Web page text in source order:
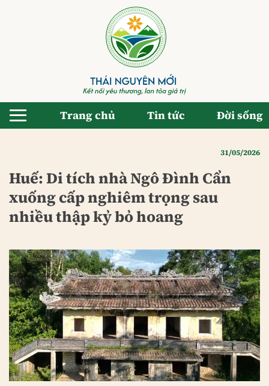
Trang chủ Tin tức Đời sống
31/05/2026
Huế: Di tích nhà Ngô Đình Cẩn
xuống cấp nghiêm trọng sau
nhiều thập kỷ bỏ hoang